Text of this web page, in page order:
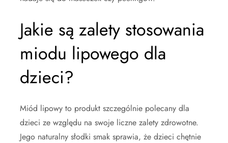
Jakie są zalety stosowania
miodu lipowego dla
dzieci?
Miód lipowy to produkt szczególnie polecany dla
dzieci ze względu na swoje liczne zalety zdrowotne.
Jego naturalny słodki smak sprawia, że dzieci chętnie